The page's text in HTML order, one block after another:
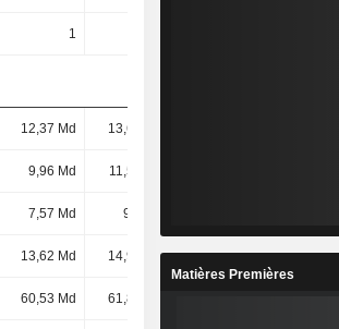
1
12,37 Md 13,63 Md
9,96 Md 11,52 Md
7,57 Md 9,9 Md
13,62 Md 14,92 Md 14,2 Md 17,48 Md
60,53 Md 61,86 Md
Matières Premières